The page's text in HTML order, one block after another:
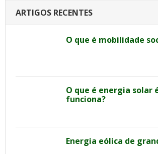
ARTIGOS RECENTES
O que é mobilidade
O que é energia solar
funciona?
Energia eólica de